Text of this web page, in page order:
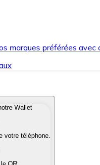
marques préférées avec
intéressent
monnaie fiduciaire
Wallet
votre téléphone.